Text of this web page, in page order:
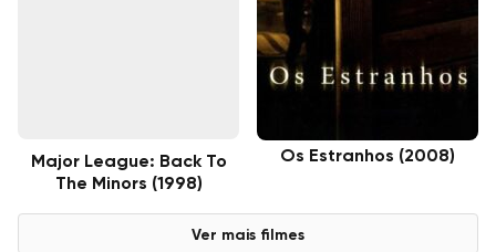
Major League: Back To
The Minors (1998)
Os Estranhos (2008)
Ver mais filmes